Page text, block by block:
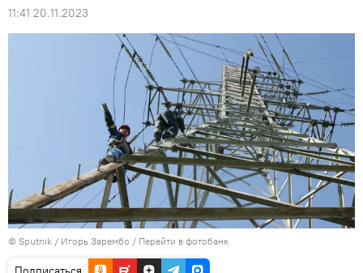
11:41 20.11.2023
© Sputnik / Игорь Зарембо / Перейти в фотобанк